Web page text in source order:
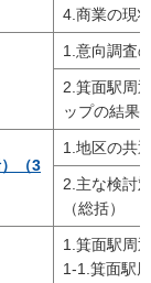
4.商業の現
1.意向調査
2.箕面駅周
ップの結果
（3
1.地区の共
2.主な検討
（総括）
1.箕面駅周
1-1.箕面駅